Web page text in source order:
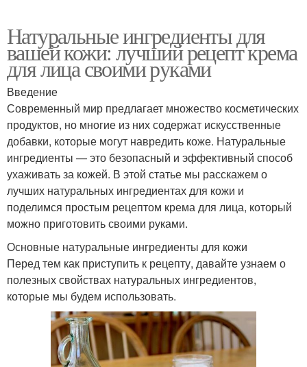
Натуральные ингредиенты для
вашей кожи: лучший рецепт крема
для лица своими руками
Введение
Современный мир предлагает множество косметических
продуктов, но многие из них содержат искусственные
добавки, которые могут навредить коже. Натуральные
ингредиенты — это безопасный и эффективный способ
ухаживать за кожей. В этой статье мы расскажем о
лучших натуральных ингредиентах для кожи и
поделимся простым рецептом крема для лица, который
можно приготовить своими руками.
Основные натуральные ингредиенты для кожи
Перед тем как приступить к рецепту, давайте узнаем о
полезных свойствах натуральных ингредиентов,
которые мы будем использовать.